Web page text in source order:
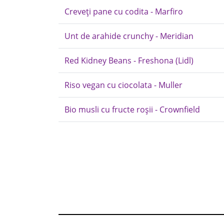
Creveți pane cu codita - Marfiro
Unt de arahide crunchy - Meridian
Red Kidney Beans - Freshona (Lidl)
Riso vegan cu ciocolata - Muller
Bio musli cu fructe roșii - Crownfield